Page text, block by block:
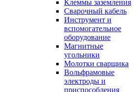
Клеммы заземления
Сварочный кабель
Инструмент и
вспомогательное
оборудование
Магнитные
угольники
Молотки сварщика
Вольфрамовые
электроды и
приспособления